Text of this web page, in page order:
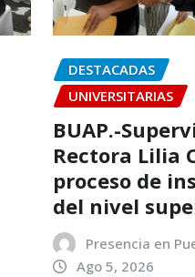
DESTACADAS
UNIVERSITARIAS
BUAP.-
Rectora Lilia
proceso de
del nivel
Presencia en
Ago 5, 2026